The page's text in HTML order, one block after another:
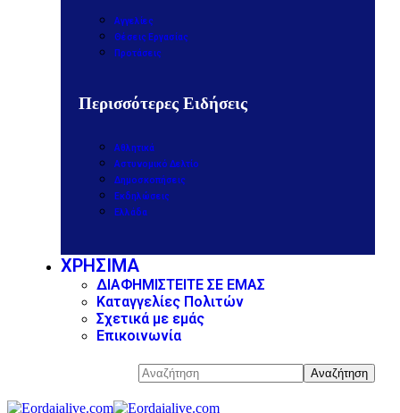
Αγγελίες
Θέσεις Εργασίας
Προτάσεις
Περισσότερες Ειδήσεις
Αθλητικά
Αστυνομικό Δελτίο
Δημοσκοπήσεις
Εκδηλώσεις
Ελλάδα
ΧΡΗΣΙΜΑ
ΔΙΑΦΗΜΙΣΤΕΙΤΕ ΣΕ ΕΜΑΣ
Καταγγελίες Πολιτών
Σχετικά με εμάς
Επικοινωνία